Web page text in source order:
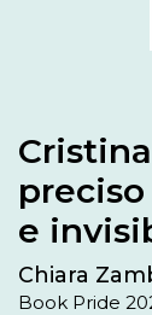
e
Chiara
Book Pride